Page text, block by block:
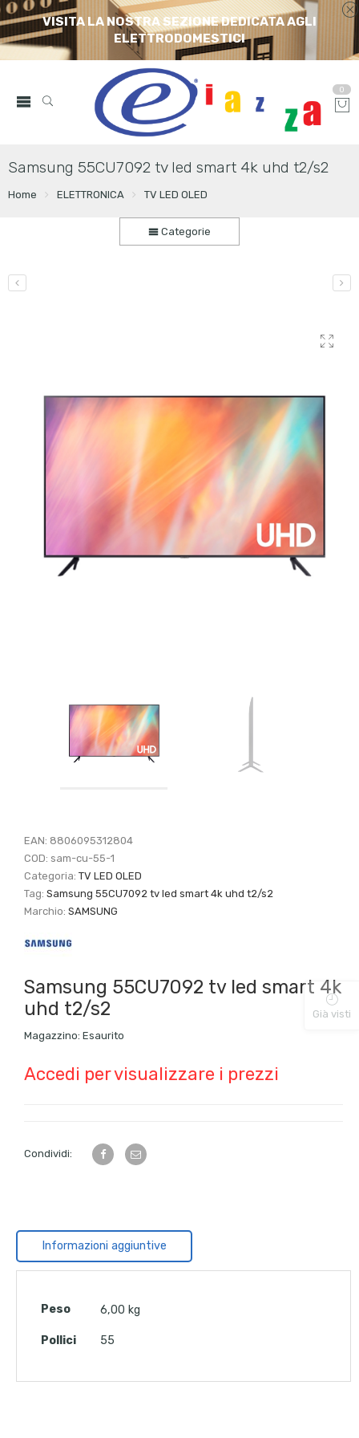
VISITA LA NOSTRA SEZIONE DEDICATA AGLI
ELETTRODOMESTICI
0
Samsung 55CU7092 tv led smart 4k uhd t2/s2
Home ELETTRONICA TV LED OLED
Categorie
EAN: 8806095312804
COD:sam-cu-55-1
Categoria:TV LED OLED
Tag:Samsung 55CU7092 tv led smart 4k uhd t2/s2
Marchio:SAMSUNG
Samsung 55CU7092 tv led smart 4k
uhd t2/s2
Magazzino: Esaurito
Accedi per visualizzare i prezzi
Condividi:
Informazioni aggiuntive
Peso 6,00 kg
Pollici 55
Già visti